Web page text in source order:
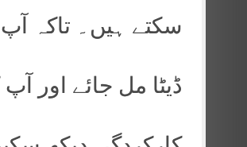
سکتے ہیں۔ تاکہ آپ
ڈیٹا مل جائے اور